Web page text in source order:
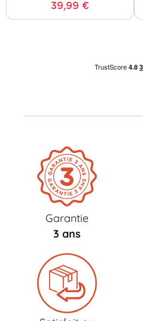
39,99 €
Garantie
3 ans